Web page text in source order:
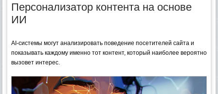
Персонализатор контента на основе
ИИ
AI-системы могут анализировать поведение посетителей сайта и
показывать каждому именно тот контент, который наиболее вероятно
вызовет интерес.